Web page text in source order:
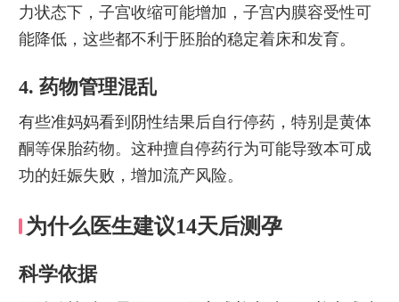
力状态下，子宫收缩可能增加，子宫内膜容受性可
能降低，这些都不利于胚胎的稳定着床和发育。
4. 药物管理混乱
有些准妈妈看到阴性结果后自行停药，特别是黄体
酮等保胎药物。这种擅自停药行为可能导致本可成
功的妊娠失败，增加流产风险。
为什么医生建议14天后测孕
科学依据